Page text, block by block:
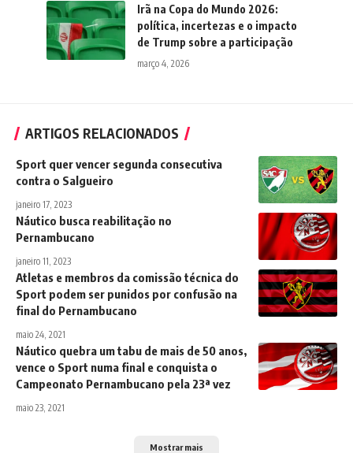
Irã na Copa do Mundo 2026:
política, incertezas e o impacto
de Trump sobre a participação
março 4, 2026
ARTIGOS RELACIONADOS
Sport quer vencer segunda consecutiva
contra o Salgueiro
janeiro 17, 2023
Náutico busca reabilitação no
Pernambucano
janeiro 11, 2023
Atletas e membros da comissão técnica do
Sport podem ser punidos por confusão na
final do Pernambucano
maio 24, 2021
Náutico quebra um tabu de mais de 50 anos,
vence o Sport numa final e conquista o
Campeonato Pernambucano pela 23ª vez
maio 23, 2021
Mostrar mais